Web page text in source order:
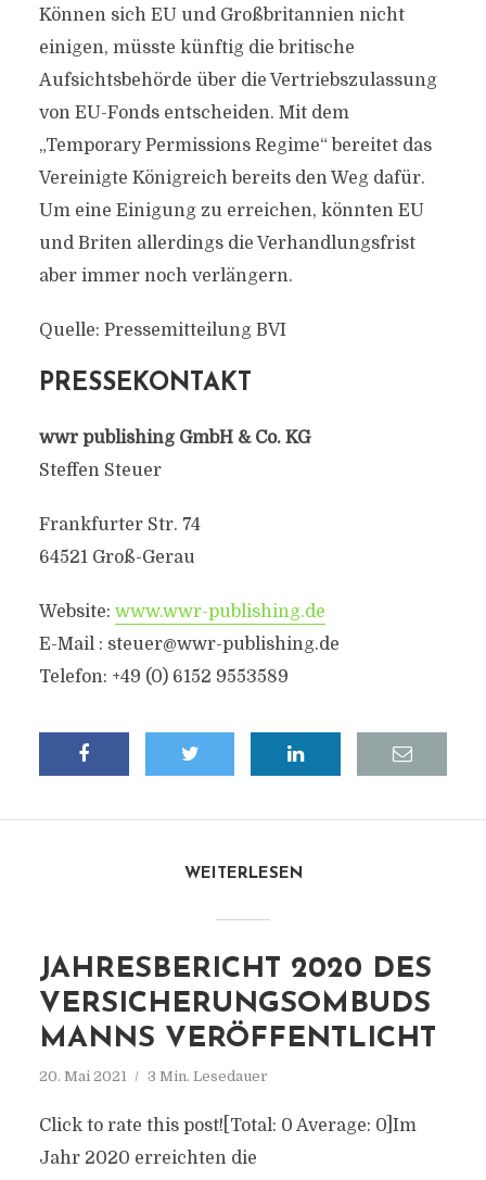
Können sich EU und Großbritannien nicht
einigen, müsste künftig die britische
Aufsichtsbehörde über die Vertriebszulassung
von EU-Fonds entscheiden. Mit dem
„Temporary Permissions Regime“ bereitet das
Vereinigte Königreich bereits den Weg dafür.
Um eine Einigung zu erreichen, könnten EU
und Briten allerdings die Verhandlungsfrist
aber immer noch verlängern.
Quelle: Pressemitteilung BVI
PRESSEKONTAKT
wwr publishing GmbH & Co. KG
Steffen Steuer
Frankfurter Str. 74
64521 Groß-Gerau
Website: www.wwr-publishing.de
E-Mail : steuer@wwr-publishing.de
Telefon: +49 (0) 6152 9553589
WEITERLESEN
JAHRESBERICHT 2020 DES
VERSICHERUNGSOMBUDS
MANNS VERÖFFENTLICHT
20. Mai 2021 3 Min. Lesedauer
Click to rate this post![Total: 0 Average: 0]Im
Jahr 2020 erreichten die